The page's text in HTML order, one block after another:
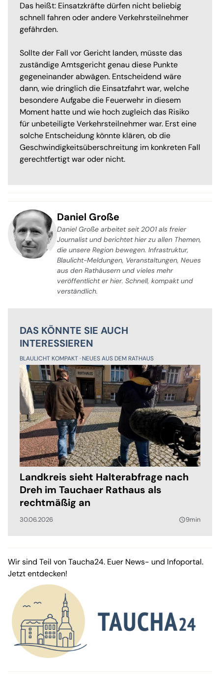
Das heißt: Einsatzkräfte dürfen nicht beliebig
schnell fahren oder andere Verkehrsteilnehmer
gefährden.
Sollte der Fall vor Gericht landen, müsste das
zuständige Amtsgericht genau diese Punkte
gegeneinander abwägen. Entscheidend wäre
dann, wie dringlich die Einsatzfahrt war, welche
besondere Aufgabe die Feuerwehr in diesem
Moment hatte und wie hoch zugleich das Risiko
für unbeteiligte Verkehrsteilnehmer war. Erst eine
solche Entscheidung könnte klären, ob die
Geschwindigkeitsüberschreitung im konkreten Fall
gerechtfertigt war oder nicht.
Daniel Große
Daniel Große arbeitet seit 2001 als freier
Journalist und berichtet hier zu allen Themen,
die unsere Region bewegen. Infrastruktur,
Blaulicht-Meldungen, Veranstaltungen, Neues
aus den Rathäusern und vieles mehr
veröffentlicht er hier. Schnell, kompakt und
verständlich.
DAS KÖNNTE SIE AUCH
INTERESSIEREN
BLAULICHT KOMPAKT NEUES AUS DEM RATHAUS
Landkreis sieht Halterabfrage nach
Dreh im Tauchaer Rathaus als
rechtmäßig an
30.06.2026 query_builder9min
Wir sind Teil von Taucha24. Euer News- und Infoportal.
Jetzt entdecken!